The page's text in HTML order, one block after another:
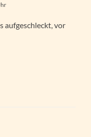
aufgeschleckt, vor